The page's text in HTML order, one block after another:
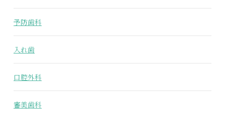
予防歯科
入れ歯
口腔外科
審美歯科